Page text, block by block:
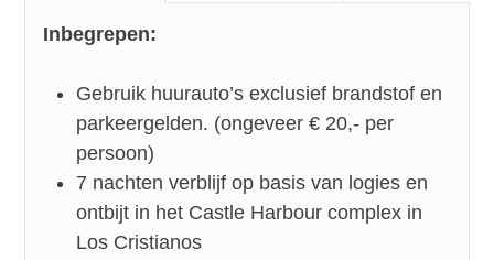
Inbegrepen:
Gebruik huurauto’s exclusief brandstof en
parkeergelden. (ongeveer € 20,- per
persoon)
7 nachten verblijf op basis van logies en
ontbijt in het Castle Harbour complex in
Los Cristianos